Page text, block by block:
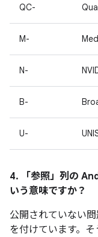
QC-
M-
N-
B-
U-
4. 「参照」 列の
いう意味ですか？
公開されていない
を付けています。そ